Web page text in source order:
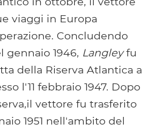
viaggi in Europa
Concludendo
gennaio 1946, Langleyfu
della Riserva Atlantica a
l'11 febbraio 1947. Dopo
vettore fu trasferito
1951 nell'ambito del